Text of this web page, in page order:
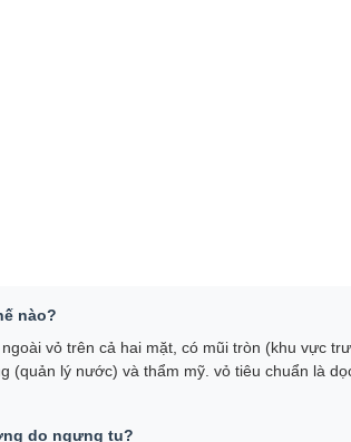
nào?
vỏ trên cả hai mặt, có mũi tròn (khu vực
(quản lý nước) và thẩm mỹ. vỏ tiêu chuẩn là
do ngưng tụ?